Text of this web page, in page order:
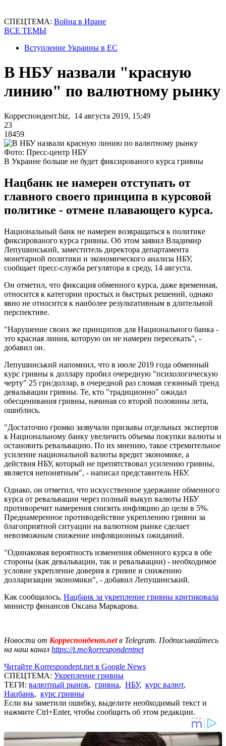
СПЕЦТЕМА: Война в Иране
ВСЕ ТЕМЫ
Вступление Украины в ЕС
В НБУ назвали "красную
линию" по валютному рынку
Корреспондент.biz, 14 августа 2019, 15:49
23
18459
Фото: Пресс-центр НБУ
В Украине больше не будет фиксированого курса гривны
Нацбанк не намерен отступать от
главного своего принципа в курсовой
политике - отмене плавающего курса.
Национальный банк не намерен возвращаться к политике
фиксированого курса гривны. Об этом заявил Владимир
Лепушинський, заместитель директора департамента
монетарной политики и экономического анализа НБУ,
сообщает пресс-служба регулятора в среду, 14 августа.
Он отметил, что фиксация обменного курса, даже временная,
относится к категории простых и быстрых решений, однако
явно не относится к наиболее результативным в длительной
перспективе.
"Нарушение своих же принципов для Национального банка -
это красная линия, которую он не намерен пересекать", -
добавил он.
Лепушинський напомнил, что в июле 2019 года обменный
курс гривны к доллару пробил очередную "психологическую
черту" 25 грн/доллар, в очередной раз сломав сезонный тренд
девальвации гривны. Те, кто "традиционно" ожидал
обесценивания гривны, начиная со второй половины лета,
ошиблись.
"Достаточно громко зазвучали призывы отдельных экспертов
к Национальному банку увеличить объемы покупки валюты и
остановить ревальвацию. По их мнению, такое стремительное
усиление национальной валюты вредит экономике, а
действия НБУ, который не препятствовал усилению гривны,
является непонятным", - написал представитель НБУ.
Однако, он отметил, что искусственное удержание обменного
курса от ревальвации через полный выкуп валюты НБУ
противоречит намерения снизить инфляцию до цели в 5%.
Преднамеренное противодействие укреплению гривни за
благоприятной ситуации на валютном рынке сделает
невозможным снижение инфляционных ожиданий.
"Одинаковая вероятность изменения обменного курса в обе
стороны (как девальвации, так и ревальвации) - необходимое
условие укрепление доверия к гривне и снижению
долларизации экономики", - добавил Лепушинський.
Как сообщалось, Нацбанк за укрепление гривны критиковала
министр финансов Оксана Маркарова.
Новости от Корреспондент.netв Telegram. Подписывайтесь
на наш канал https://t.me/korrespondentnet
Читайте Korrespondent.net в Google News
СПЕЦТЕМА: Укрепление гривны
ТЕГИ: валютный рынок, гривна, НБУ, курс валют,
Нацбанк, курс гривны
Если вы заметили ошибку, выделите необходимый текст и
нажмите Ctrl+Enter, чтобы сообщить об этом редакции.